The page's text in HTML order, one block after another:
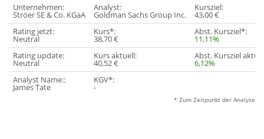
Unternehmen:
Ströer SE & Co. KGaA
Analyst:
Goldman Sachs Group Inc.
Kursziel:
43,00 €
Rating jetzt:
Neutral
Kurs*:
38,70 €
Abst. Kursziel*:
11,11%
Rating update:
Neutral
Kurs aktuell:
40,52 €
Abst. Kursziel
6,12%
Analyst Name::
James Tate
KGV*:
-
* Zum Zeitpunkt der Analyse